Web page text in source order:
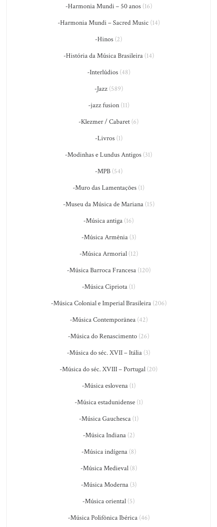
-Harmonia Mundi – 50 anos(16)
-Harmonia Mundi – Sacred Music (14)
-Hinos (2)
-História da Música Brasileira(14)
-Interlúdios(48)
-Jazz(589)
-jazz fusion(11)
-Klezmer / Cabaret (6)
-Livros(1)
-Modinhas e Lundus Antigos (31)
-MPB(54)
-Muro das Lamentações (1)
-Museu da Música de Mariana(15)
-Música antiga (16)
-Música Armênia(3)
-Música Armorial(12)
-Música Barroca Francesa(120)
-Música Cipriota (1)
-Música Colonial e Imperial Brasileira(206)
-Música Contemporânea(42)
-Música do Renascimento (26)
-Música do séc. XVII – Itália (3)
-Música do séc. XVIII – Portugal (20)
-Música eslovena(1)
-Música estadunidense(1)
-Música Gauchesca(1)
-Música Indiana(2)
-Música indígena(8)
-Música Medieval(8)
-Música Moderna(3)
-Música oriental (5)
-Música Polifônica Ibérica(46)